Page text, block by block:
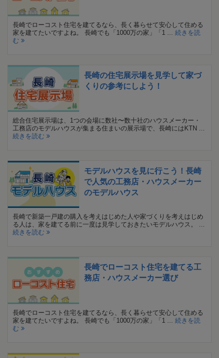
長崎でローコスト住宅を建てるなら、長く暮らせて安心して住める
家を建てたいですよね。 長崎でも「1000万の家」「1 ... 続きを読
む
長崎の住宅展示場を見学して家づ
くりの参考にしよう！
総合住宅展示場は、1つの会場に数社〜数十社のハウスメーカー・
工務店のモデルハウスが集まる住まいの展示場で、長崎にはKTN ...
続きを読む
モデルハウスを見に行こう！長崎
で人気の工務店・ハウスメーカー
のモデルハウス
長崎で新築一戸建の購入を考えはじめた人や家づくりを考えはじめ
る人は、家を建てる前に一度は見学しておきたいモデルハウス。 ...
続きを読む
長崎でローコスト住宅を建てる工
務店・ハウスメーカー選び
長崎でローコスト住宅を建てるなら、長く暮らせて安心して住める
家を建てたいですよね。 長崎でも「1000万の家」「1 ... 続きを読
む